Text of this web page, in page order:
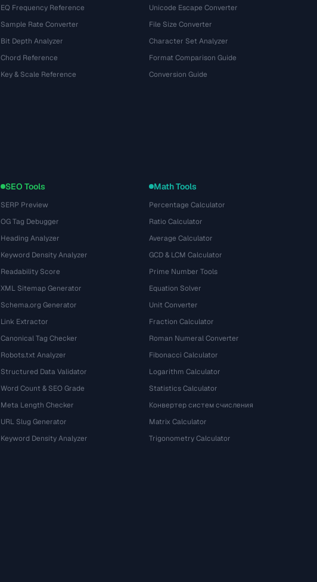
EQ Frequency Reference
Sample Rate Converter
Bit Depth Analyzer
Chord Reference
Key & Scale Reference
Unicode Escape Converter
File Size Converter
Character Set Analyzer
Format Comparison Guide
Conversion Guide
SEO Tools
SERP Preview
OG Tag Debugger
Heading Analyzer
Keyword Density Analyzer
Readability Score
XML Sitemap Generator
Schema.org Generator
Link Extractor
Canonical Tag Checker
Robots.txt Analyzer
Structured Data Validator
Word Count & SEO Grade
Meta Length Checker
URL Slug Generator
Keyword Density Analyzer
Math Tools
Percentage Calculator
Ratio Calculator
Average Calculator
GCD & LCM Calculator
Prime Number Tools
Equation Solver
Unit Converter
Fraction Calculator
Roman Numeral Converter
Fibonacci Calculator
Logarithm Calculator
Statistics Calculator
Конвертер систем счисления
Matrix Calculator
Trigonometry Calculator